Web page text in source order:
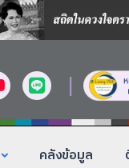
|
คลังข้อมูล